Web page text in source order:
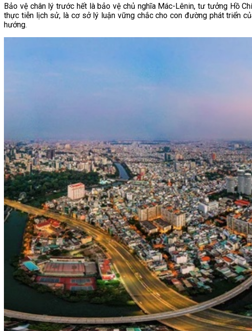
Bảo vệ chân lý trước hết là bảo vệ chủ nghĩa Mác-Lênin, tư tưởng Hồ
thực tiễn lịch sử, là cơ sở lý luận vững chắc cho con đường phát triển
hướng.